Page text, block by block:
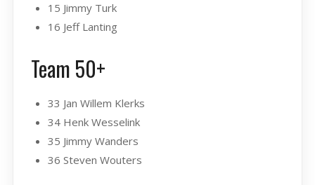
15 Jimmy Turk
16 Jeff Lanting
Team 50+
33 Jan Willem Klerks
34 Henk Wesselink
35 Jimmy Wanders
36 Steven Wouters